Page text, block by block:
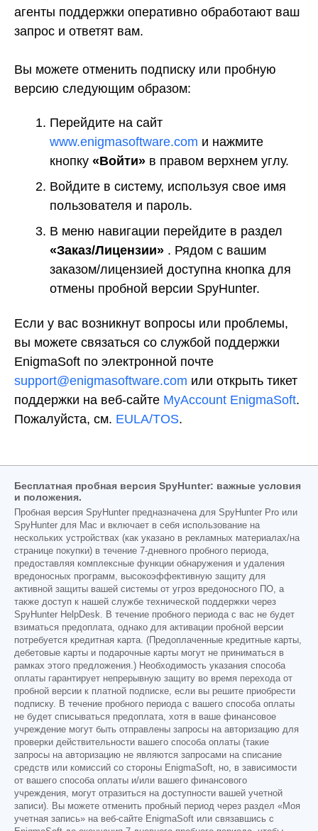
агенты поддержки оперативно обработают ваш
запрос и ответят вам.
Вы можете отменить подписку или пробную
версию следующим образом:
Перейдите на сайт
www.enigmasoftware.com и нажмите
кнопку «Войти» в правом верхнем углу.
Войдите в систему, используя свое имя
пользователя и пароль.
В меню навигации перейдите в раздел
«Заказ/Лицензии» . Рядом с вашим
заказом/лицензией доступна кнопка для
отмены пробной версии SpyHunter.
Если у вас возникнут вопросы или проблемы,
вы можете связаться со службой поддержки
EnigmaSoft по электронной почте
support@enigmasoftware.com или открыть тикет
поддержки на веб-сайте MyAccount EnigmaSoft.
Пожалуйста, см. EULA/TOS.
Бесплатная пробная версия SpyHunter: важные условия
и положения.
Пробная версия SpyHunter предназначена для SpyHunter Pro или
SpyHunter для Mac и включает в себя использование на
нескольких устройствах (как указано в рекламных материалах/на
странице покупки) в течение 7-дневного пробного периода,
предоставляя комплексные функции обнаружения и удаления
вредоносных программ, высокоэффективную защиту для
активной защиты вашей системы от угроз вредоносного ПО, а
также доступ к нашей службе технической поддержки через
SpyHunter HelpDesk. В течение пробного периода с вас не будет
взиматься предоплата, однако для активации пробной версии
потребуется кредитная карта. (Предоплаченные кредитные карты,
дебетовые карты и подарочные карты могут не приниматься в
рамках этого предложения.) Необходимость указания способа
оплаты гарантирует непрерывную защиту во время перехода от
пробной версии к платной подписке, если вы решите приобрести
подписку. В течение пробного периода с вашего способа оплаты
не будет списываться предоплата, хотя в ваше финансовое
учреждение могут быть отправлены запросы на авторизацию для
проверки действительности вашего способа оплаты (такие
запросы на авторизацию не являются запросами на списание
средств или комиссий со стороны EnigmaSoft, но, в зависимости
от вашего способа оплаты и/или вашего финансового
учреждения, могут отразиться на доступности вашей учетной
записи). Вы можете отменить пробный период через раздел «Моя
учетная запись» на веб-сайте EnigmaSoft или связавшись с